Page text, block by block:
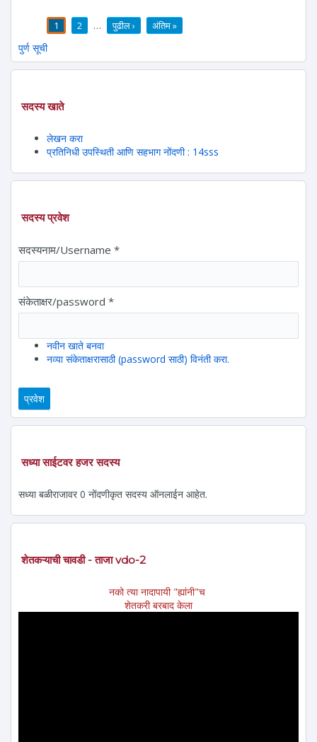
1 2 … पुढील › अंतिम »
पुर्ण सूची
सदस्य खाते
लेखन करा
प्रतिनिधी उपस्थिती आणि सहभाग नोंदणी : 14sss
सदस्य प्रवेश
सदस्यनाम/Username *
संकेताक्षर/password *
नवीन खाते बनवा
नव्या संकेताक्षरासाठी (password साठी) विनंती करा.
सध्या साईटवर हजर सदस्य
सध्या बळीराजावर 0 नोंदणीकृत सदस्य ऑनलाईन आहेत.
शेतकऱ्याची चावडी - ताजा vdo-2
नको त्या नादापायी "ह्यांनी"च
शेतकरी बरबाद केला